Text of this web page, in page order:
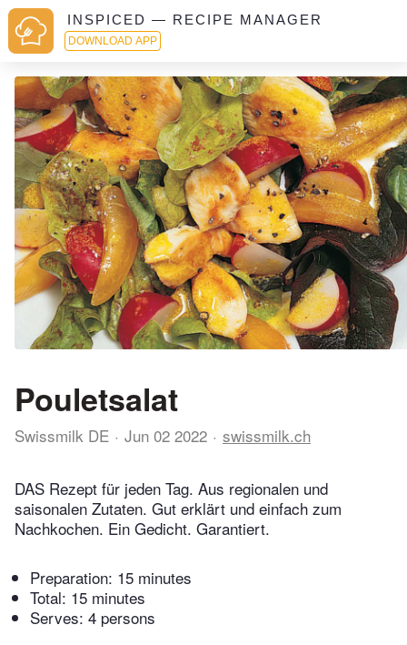
INSPICED — RECIPE MANAGER
DOWNLOAD APP
Pouletsalat
Swissmilk DE Jun 02 2022 swissmilk.ch
DAS Rezept für jeden Tag. Aus regionalen und
saisonalen Zutaten. Gut erklärt und einfach zum
Nachkochen. Ein Gedicht. Garantiert.
Preparation: 15 minutes
Total: 15 minutes
Serves: 4 persons